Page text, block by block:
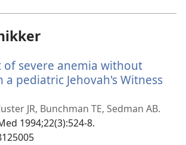
of severe anemia without
pediatric Jehovah's Witness
JR, Bunchman TE, Sedman AB.
1994;22(3):524-8.